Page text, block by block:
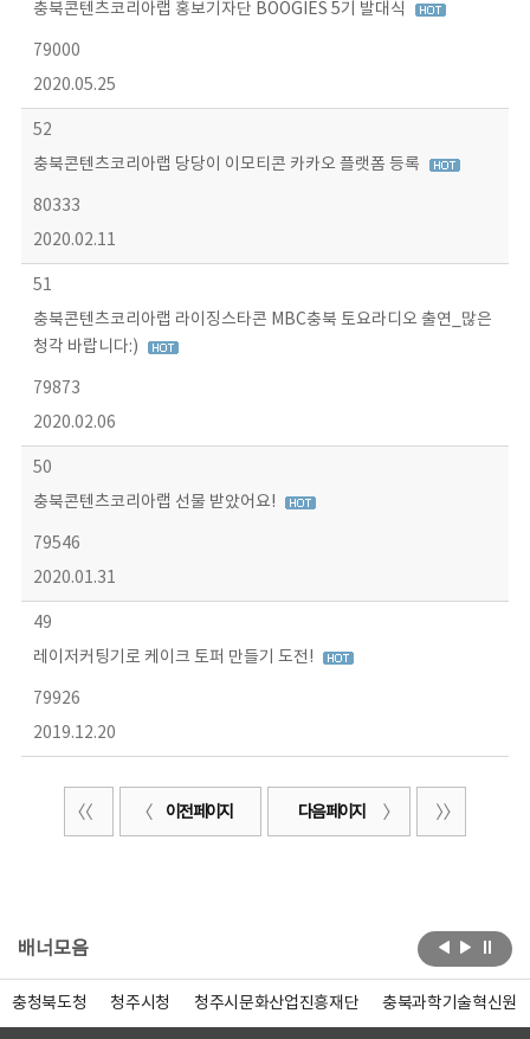
충북콘텐츠코리아랩 홍보기자단 BOOGIES 5기 발대식
79000
2020.05.25
52
충북콘텐츠코리아랩 당당이 이모티콘 카카오 플랫폼 등록
80333
2020.02.11
51
충북콘텐츠코리아랩 라이징스타콘 MBC충북 토요라디오 출연_많은
청각 바랍니다:)
79873
2020.02.06
50
충북콘텐츠코리아랩 선물 받았어요!
79546
2020.01.31
49
레이저커팅기로 케이크 토퍼 만들기 도전!
79926
2019.12.20
이전 페이지 다음 페이지
배너모음
충청북도청 청주시청 청주시문화산업진흥재단 충북과학기술혁신원